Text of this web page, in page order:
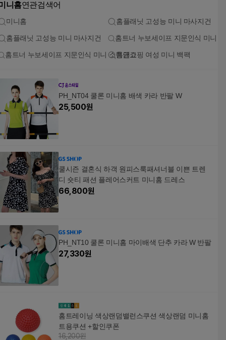
니홈연관검색어
미니홈 홈플래닛 고성능 미니 마사지건
홈플래닛 고성능 미니 마사지건 홈트너 누보세이프 지문인식 미니
홈트너 누보세이프 지문인식 미니 소형금고홈앤쇼핑 여성 미니 백팩
PH_NT04 쿨론 미니홈 배색 카라 반팔 W
25,500원
쿨시즌 결혼식 하객 원피스룩패셔너블 이쁜 트렌
디 숏티 패션 플레어스커트 미니홈 드레스
66,800원
PH_NT10 쿨론 미니홈 마이배색 단추 카라 W 반팔
27,330원
홈트레이닝 색상랜덤밸런스쿠션 색상랜덤 미니홈
트용쿠션 +할인쿠폰
16,200원